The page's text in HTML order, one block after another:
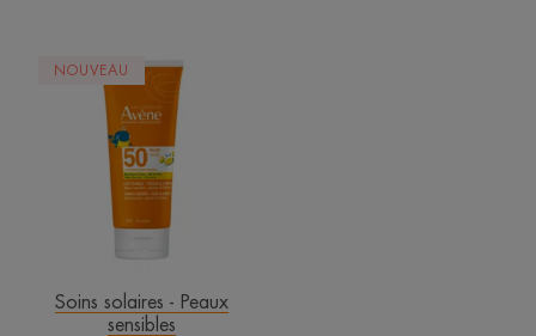
Famille
Haute
Protection
solaire
FPS
NOUVEAU
Soins solaires - Peaux
sensibles